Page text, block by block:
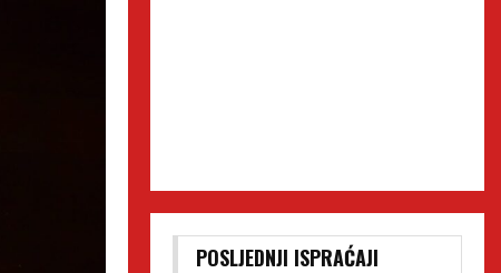
POSLJEDNJI ISPRAĆAJI